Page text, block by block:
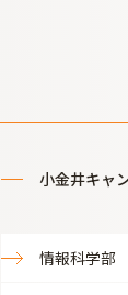
小金井キャ
情報科学部